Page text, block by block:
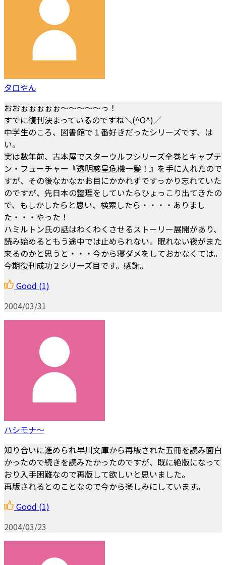
タロやん
おおぉぉぉぉぉ～～～～～っ！
すでに復刊決まっているのですね＼(^O^)／
中学生のころ、図書館で１番好きだったシリーズです、は
い。
実は数年前、古本屋でスターウルフシリーズ全巻とキャプテ
ン・フューチャー『透明惑星危機一髪！』を手に入れたので
すが、その後なかなかお目にかかれずですっかり忘れていた
のですが、先日本の整理をしていたらひょっこり出てきたの
で、もしかしたらと思い、検索したら・・・・ありまし
た・・・やった！
ハミルトン氏の話はわくわくさせるストーリー展開があり、
読み始めるともう途中では止められない。眠れない夜がまた
来るのかと思うと・・・今から寝ダメをしておかなくては。
今期復刊成功２シリーズ目です。感謝。
Good (1)
2004/03/31
ハシモナ～
知り合いに進められ早川文庫から再版された五冊を読み面白
かったので続きを読みたかったのですが、既に絶版になって
おり入手困難なので再版して欲しいと思いました。
再版されるとのことなので今から楽しみにしています。
Good (1)
2004/03/23